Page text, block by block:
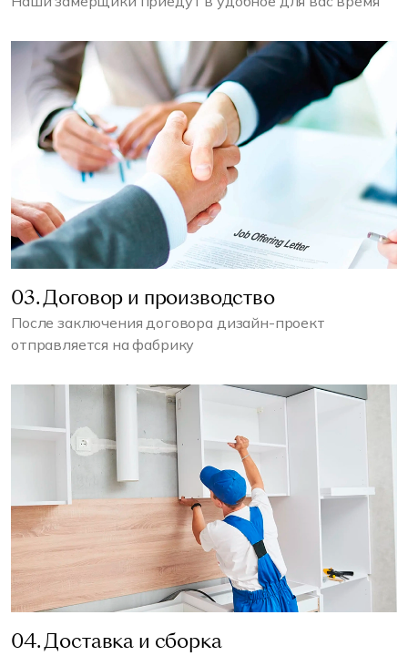
03. Договор и производство
После заключения договора дизайн-проект
отправляется на фабрику
04. Доставка и сборка